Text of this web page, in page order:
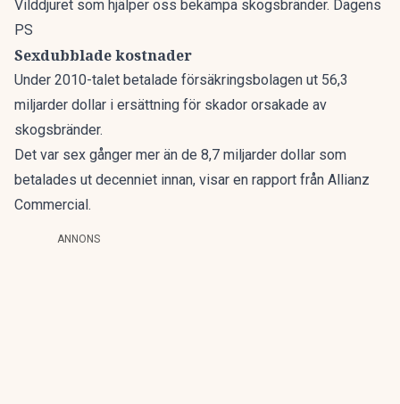
Vilddjuret som hjälper oss bekämpa skogsbränder. Dagens
PS
Sexdubblade kostnader
Under 2010-talet betalade försäkringsbolagen ut 56,3
miljarder dollar i ersättning för skador orsakade av
skogsbränder.
Det var sex gånger mer än de 8,7 miljarder dollar som
betalades ut decenniet innan, visar en rapport från Allianz
Commercial.
ANNONS